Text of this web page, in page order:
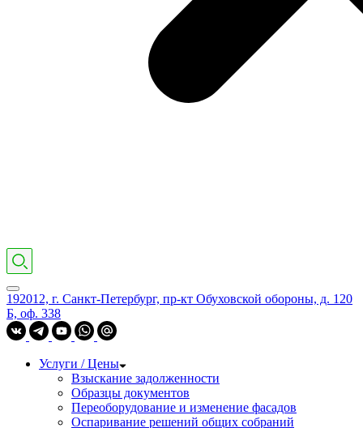
192012, г. Санкт-Петербург, пр-кт Обуховской обороны, д. 120
Б, оф. 338
Услуги / Цены
Взыскание задолженности
Образцы документов
Переоборудование и изменение фасадов
Оспаривание решений общих собраний